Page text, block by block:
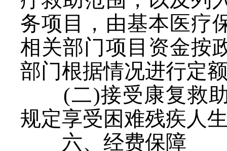
务项目，由基本医疗
相关部门项目资金按
部门根据情况进行定
(二)接受康复救
规定享受困难残疾人
六、经费保障